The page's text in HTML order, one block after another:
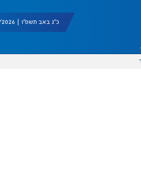
כ"ג באב תשפ"ו | 06/08/2026